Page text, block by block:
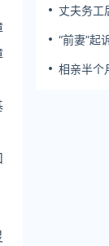
丈夫务工
“前妻”起
相亲半个